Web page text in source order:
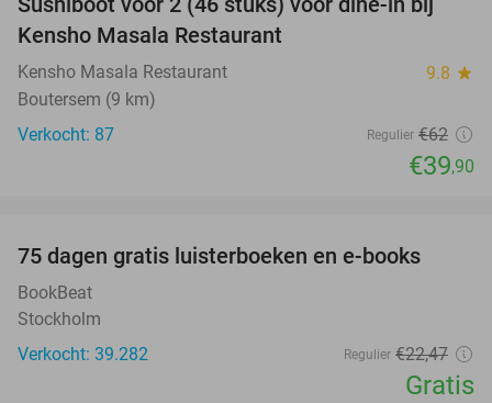
36%
Kensho Masala Restaurant
Kensho Masala Restaurant 9.8 star
Boutersem (9 km)
Verkocht: 87
Regulier €62
€39,90
75 dagen gratis luisterboeken en e-books
BookBeat
Stockholm
Verkocht: 39.282
Regulier €22,47
Gratis